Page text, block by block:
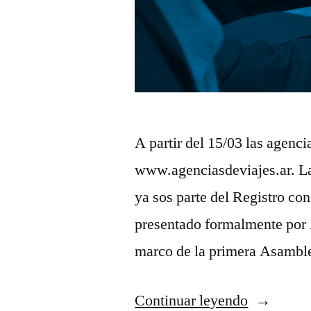
A partir del 15/03 las
www.agenciasdeviajes.ar.
ya sos parte del Registro
presentado formalmente
marco de la primera
Continuar leyendo“Se